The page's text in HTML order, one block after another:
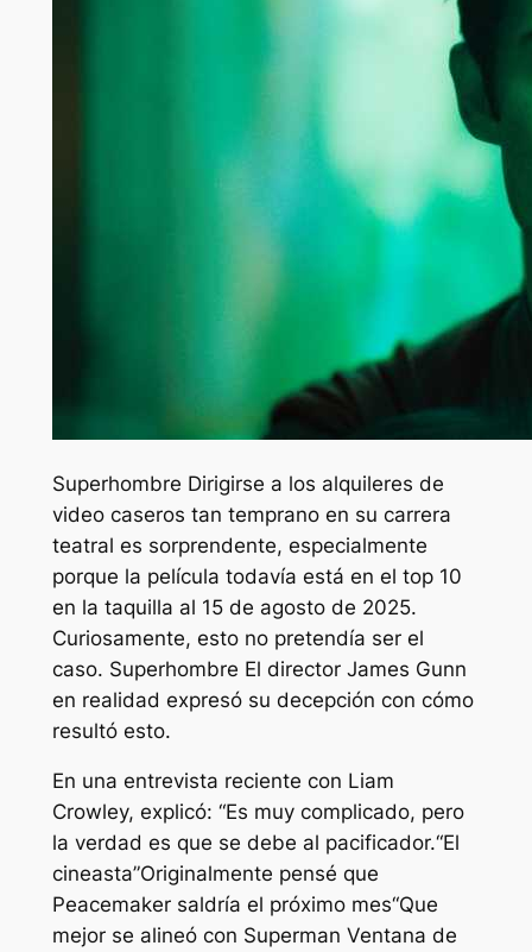
Superhombre Dirigirse a los alquileres de
video caseros tan temprano en su carrera
teatral es sorprendente, especialmente
porque la película todavía está en el top 10
en la taquilla al 15 de agosto de 2025.
Curiosamente, esto no pretendía ser el
caso. Superhombre El director James Gunn
en realidad expresó su decepción con cómo
resultó esto.
En una entrevista reciente con Liam
Crowley, explicó: “Es muy complicado, pero
la verdad es que se debe al pacificador.“El
cineasta”Originalmente pensé que
Peacemaker saldría el próximo mes“Que
mejor se alineó con Superman Ventana de